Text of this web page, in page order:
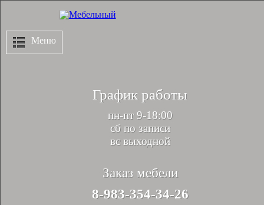
График работы
пн-пт 9-18:00
сб по записи
вс выходной
Заказ мебели
8-983-354-34-26
Меню